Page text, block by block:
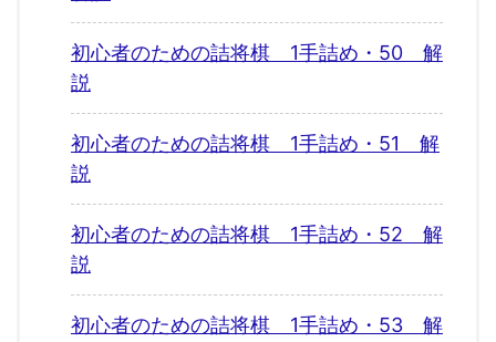
初心者のための詰将棋 1手詰め・50 解
説
初心者のための詰将棋 1手詰め・51 解
説
初心者のための詰将棋 1手詰め・52 解
説
初心者のための詰将棋 1手詰め・53 解